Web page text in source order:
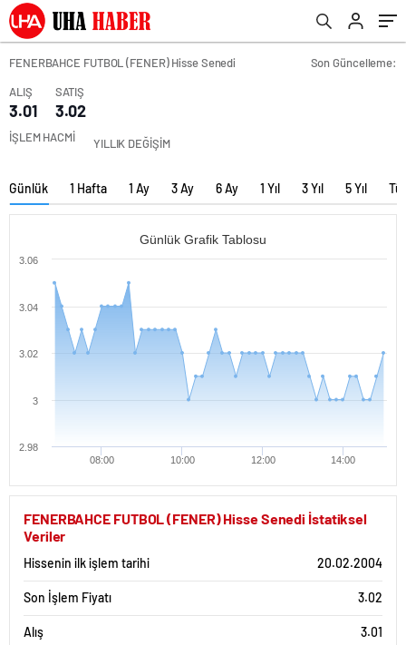
FENERBAHCE FUTBOL (FENER) Hisse Senedi
Son Güncelleme:
ALIŞ
3.01
SATIŞ
3.02
İŞLEM HACMİ YILLIK DEĞİŞİM
Günlük 1 Hafta 1 Ay 3 Ay 6 Ay 1 Yıl 3 Yıl 5 Yıl
Günlük Grafik Tablosu
08:00 10:00 12:00 14:00
2.98
3
3.02
3.04
3.06
FENERBAHCE FUTBOL (FENER) Hisse Senedi İstatiksel
Veriler
Hissenin ilk işlem tarihi 20.02.2004
Son İşlem Fiyatı 3.02
Alış 3.01